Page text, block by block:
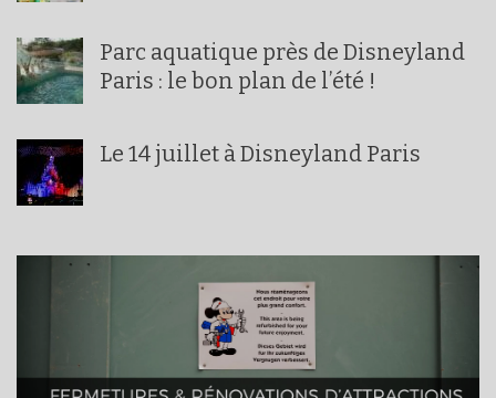
Parc aquatique près de Disneyland
Paris : le bon plan de l’été !
Le 14 juillet à Disneyland Paris